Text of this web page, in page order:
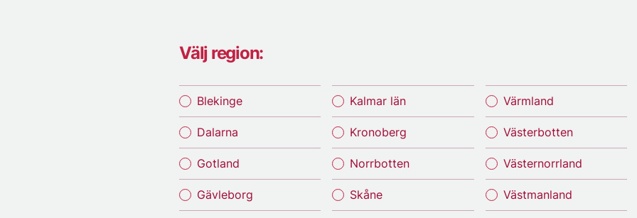
Välj region:
Blekinge
Dalarna
Gotland
Gävleborg
Kalmar län
Kronoberg
Norrbotten
Skåne
Värmland
Västerbotten
Västernorrland
Västmanland